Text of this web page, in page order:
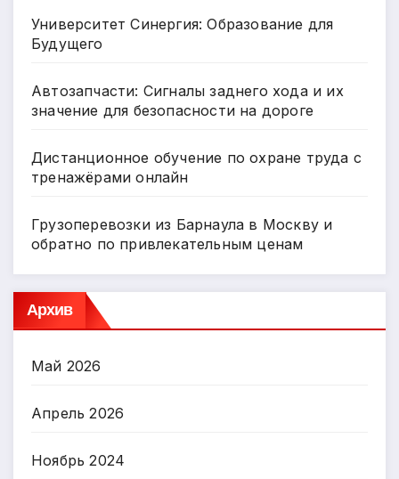
Университет Синергия: Образование для
Будущего
Автозапчасти: Сигналы заднего хода и их
значение для безопасности на дороге
Дистанционное обучение по охране труда с
тренажёрами онлайн
Грузоперевозки из Барнаула в Москву и
обратно по привлекательным ценам
Архив
Май 2026
Апрель 2026
Ноябрь 2024